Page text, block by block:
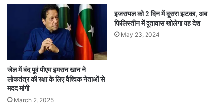
जेल में बंद पूर्व पीएम इमरान खान ने
लोकतंत्र की रक्षा के लिए वैश्विक नेताओं से
मदद मांगी
March 2, 2025
इजरायल को 2 दिन में दूसरा झटका, अब
फिलिस्तीन में दूतावास खोलेगा यह देश
May 23, 2024